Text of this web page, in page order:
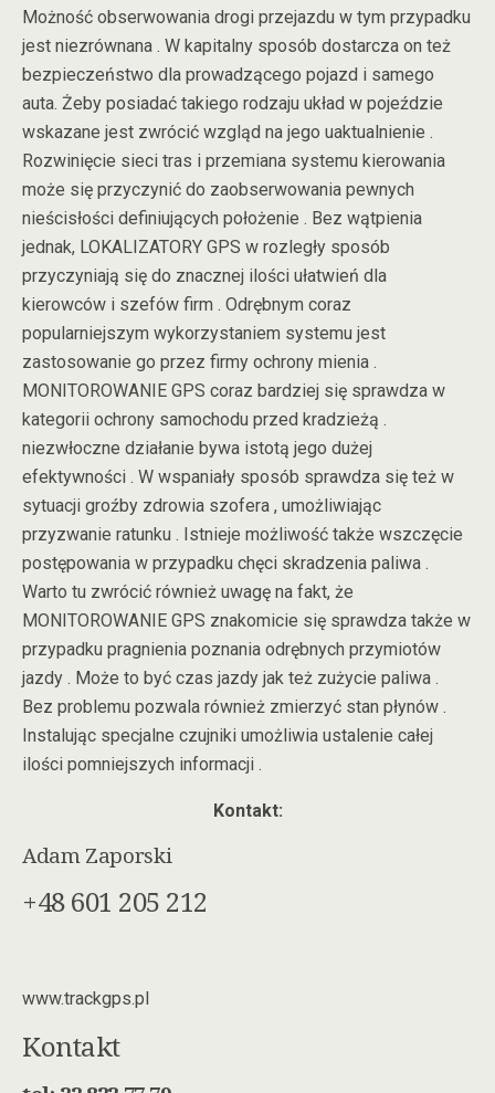
Możność obserwowania drogi przejazdu w tym przypadku
jest niezrównana . W kapitalny sposób dostarcza on też
bezpieczeństwo dla prowadzącego pojazd i samego
auta. Żeby posiadać takiego rodzaju układ w pojeździe
wskazane jest zwrócić wzgląd na jego uaktualnienie .
Rozwinięcie sieci tras i przemiana systemu kierowania
może się przyczynić do zaobserwowania pewnych
nieścisłości definiujących położenie . Bez wątpienia
jednak, LOKALIZATORY GPS w rozległy sposób
przyczyniają się do znacznej ilości ułatwień dla
kierowców i szefów firm . Odrębnym coraz
popularniejszym wykorzystaniem systemu jest
zastosowanie go przez firmy ochrony mienia .
MONITOROWANIE GPS coraz bardziej się sprawdza w
kategorii ochrony samochodu przed kradzieżą .
niezwłoczne działanie bywa istotą jego dużej
efektywności . W wspaniały sposób sprawdza się też w
sytuacji groźby zdrowia szofera , umożliwiając
przyzwanie ratunku . Istnieje możliwość także wszczęcie
postępowania w przypadku chęci skradzenia paliwa .
Warto tu zwrócić również uwagę na fakt, że
MONITOROWANIE GPS znakomicie się sprawdza także w
przypadku pragnienia poznania odrębnych przymiotów
jazdy . Może to być czas jazdy jak też zużycie paliwa .
Bez problemu pozwala również zmierzyć stan płynów .
Instalując specjalne czujniki umożliwia ustalenie całej
ilości pomniejszych informacji .
Kontakt:
Adam Zaporski
+48 601 205 212
www.trackgps.pl
Kontakt